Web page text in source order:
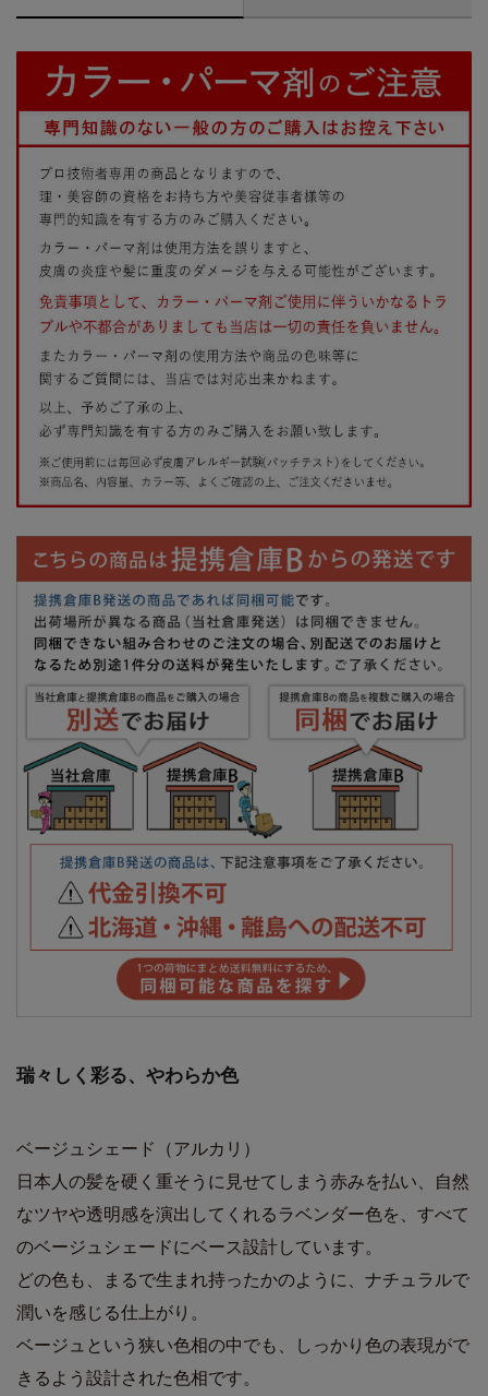
瑞々しく彩る、やわらか色
ベージュシェード（アルカリ）
日本人の髪を硬く重そうに見せてしまう赤みを払い、自然
なツヤや透明感を演出してくれるラベンダー色を、すべて
のベージュシェードにベース設計しています。
どの色も、まるで生まれ持ったかのように、ナチュラルで
潤いを感じる仕上がり。
ベージュという狭い色相の中でも、しっかり色の表現がで
きるよう設計された色相です。